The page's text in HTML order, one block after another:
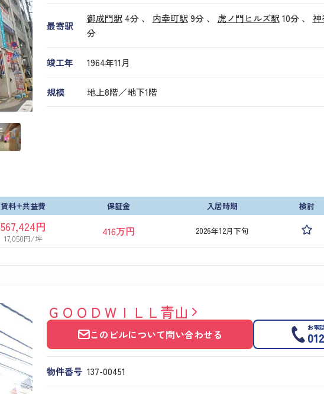
最寄駅
御成門駅4分 、 内幸町駅9分 、 虎ノ門ヒルズ駅10分 、 神
分
竣工年 1964年11月
規模 地上8階／地下1階
賃料+共益費 保証金 入居時期 検討
567,424円
17,050円/坪
416万円 2026年12月下旬
ＧＯＯＤＷＩＬＬ青山
このビルについて問い合わせる
お電
物件番号 137​-​00451